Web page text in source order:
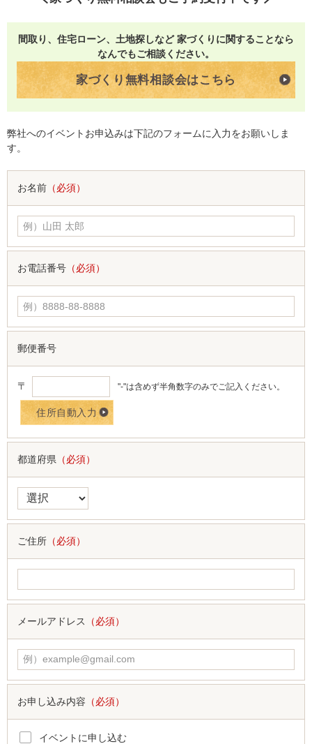
間取り、住宅ローン、土地探しなど 家づくりに関することなら
なんでもご相談ください。
家づくり無料相談会はこちら
弊社へのイベントお申込みは下記のフォームに入力をお願いしま
す。
お名前 （必須）
お電話番号 （必須）
郵便番号
〒 "-"は含めず半角数字のみでご記入ください。
都道府県 （必須）
ご住所 （必須）
メールアドレス （必須）
お申し込み内容 （必須）
イベントに申し込む